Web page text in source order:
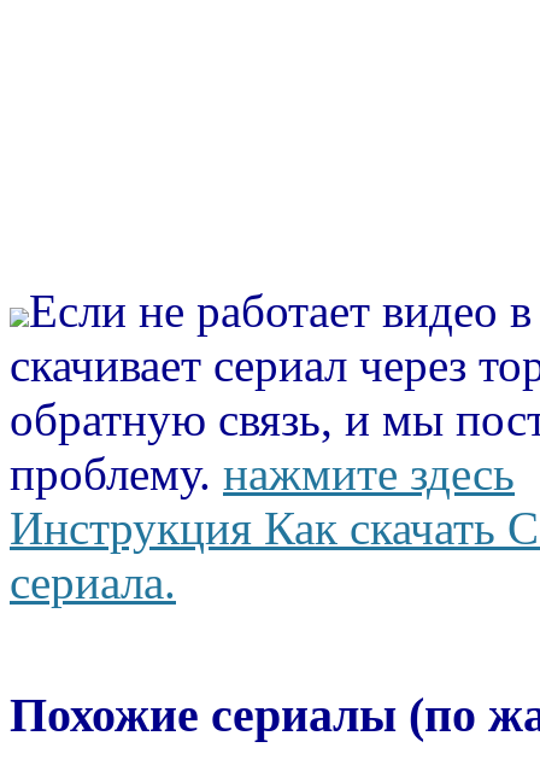
Если не работает видео
скачивает сериал через
обратную связь, и мы
проблему. нажмите здесь
Инструкция Как скачать
сериала.
Похожие сериалы (по